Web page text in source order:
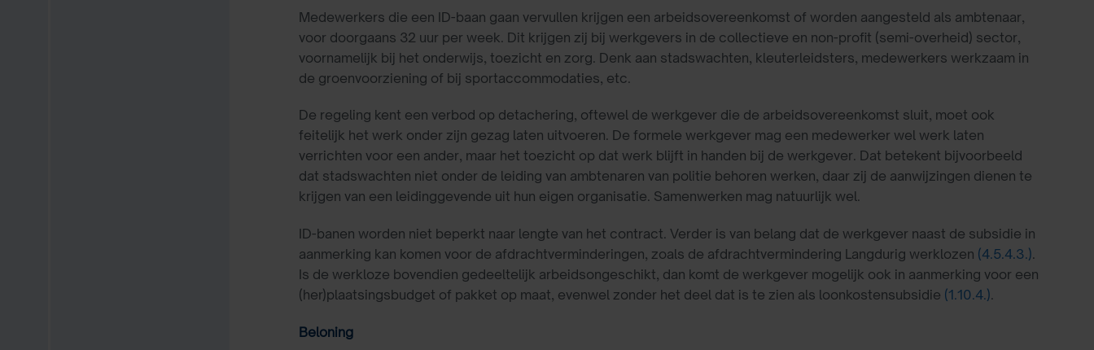
Medewerkers die een ID-baan gaan vervullen krijgen een arbeidsovereenkomst of worden aangesteld als ambtenaar,
voor doorgaans 32 uur per week. Dit krijgen zij bij werkgevers in de collectieve en non-profit (semi-overheid) sector,
voornamelijk bij het onderwijs, toezicht en zorg. Denk aan stadswachten, kleuterleidsters, medewerkers werkzaam in
de groenvoorziening of bij sportaccommodaties, etc.
De regeling kent een verbod op detachering, oftewel de werkgever die de arbeidsovereenkomst sluit, moet ook
feitelijk het werk onder zijn gezag laten uitvoeren. De formele werkgever mag een medewerker wel werk laten
verrichten voor een ander, maar het toezicht op dat werk blijft in handen bij de werkgever. Dat betekent bijvoorbeeld
dat stadswachten niet onder de leiding van ambtenaren van politie behoren werken, daar zij de aanwijzingen dienen te
krijgen van een leidinggevende uit hun eigen organisatie. Samenwerken mag natuurlijk wel.
ID-banen worden niet beperkt naar lengte van het contract. Verder is van belang dat de werkgever naast de subsidie in
aanmerking kan komen voor de afdrachtverminderingen, zoals de afdrachtvermindering Langdurig werklozen (4.5.4.3.).
Is de werkloze bovendien gedeeltelijk arbeidsongeschikt, dan komt de werkgever mogelijk ook in aanmerking voor een
(her)plaatsingsbudget of pakket op maat, evenwel zonder het deel dat is te zien als loonkostensubsidie (1.10.4.).
Beloning